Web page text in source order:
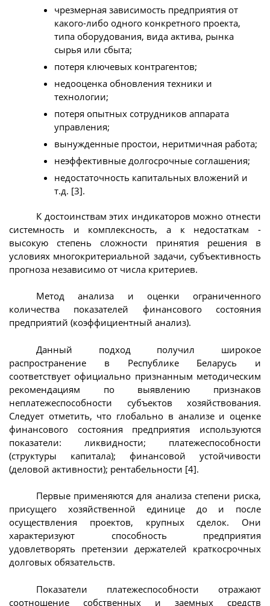
чрезмерная зависимость предприятия от
какого-либо одного конкретного проекта,
типа оборудования, вида актива, рынка
сырья или сбыта;
потеря ключевых контрагентов;
недооценка обновления техники и
технологии;
потеря опытных сотрудников аппарата
управления;
вынужденные простои, неритмичная работа;
неэффективные долгосрочные соглашения;
недостаточность капитальных вложений и
т.д. [3].
К достоинствам этих индикаторов можно отнести
системность и комплексность, а к недостаткам -
высокую степень сложности принятия решения в
условиях многокритериальной задачи, субъективность
прогноза независимо от числа критериев.
Метод анализа и оценки ограниченного
количества показателей финансового состояния
предприятий (коэффициентный анализ).
Данный подход получил широкое
распространение в Республике Беларусь и
соответствует официально признанным методическим
рекомендациям по выявлению признаков
неплатежеспособности субъектов хозяйствования.
Следует отметить, что глобально в анализе и оценке
финансового состояния предприятия используются
показатели: ликвидности; платежеспособности
(структуры капитала); финансовой устойчивости
(деловой активности); рентабельности [4].
Первые применяются для анализа степени риска,
присущего хозяйственной единице до и после
осуществления проектов, крупных сделок. Они
характеризуют способность предприятия
удовлетворять претензии держателей краткосрочных
долговых обязательств.
Показатели платежеспособности отражают
соотношение собственных и заемных средств